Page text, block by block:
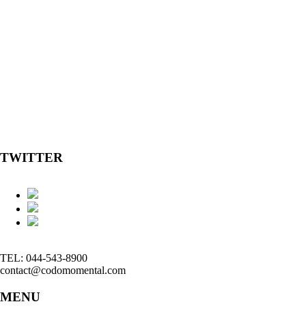
TWITTER
TEL: 044-543-8900
contact@codomomental.com
MENU